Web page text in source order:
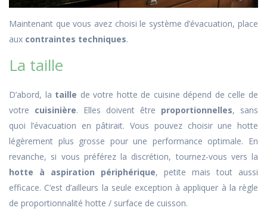
Maintenant que vous avez choisi le système d’évacuation, place
aux contraintes techniques.
La taille
D’abord, la taille de votre hotte de cuisine dépend de celle de
votre cuisinière. Elles doivent être proportionnelles, sans
quoi l’évacuation en pâtirait. Vous pouvez choisir une hotte
légèrement plus grosse pour une performance optimale. En
revanche, si vous préférez la discrétion, tournez-vous vers la
hotte à aspiration périphérique, petite mais tout aussi
efficace. C’est d’ailleurs la seule exception à appliquer à la règle
de proportionnalité hotte / surface de cuisson.